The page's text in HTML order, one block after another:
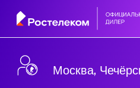
Москва,